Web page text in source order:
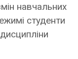
навчальних
студенти